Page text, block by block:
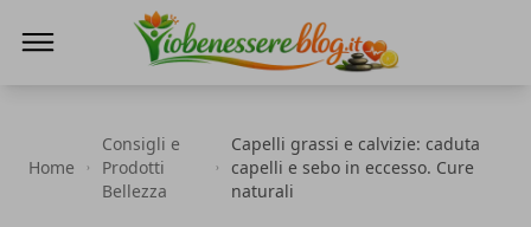
Home
Consigli e
Prodotti
Bellezza
Capelli grassi e calvizie: caduta
capelli e sebo in eccesso. Cure
naturali